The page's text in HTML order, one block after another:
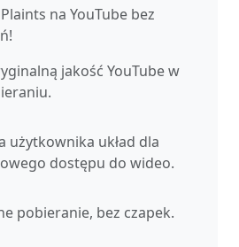
na YouTube bez
jakość YouTube w
użytkownika układ dla
dostępu do wideo.
pobieranie, bez czapek.